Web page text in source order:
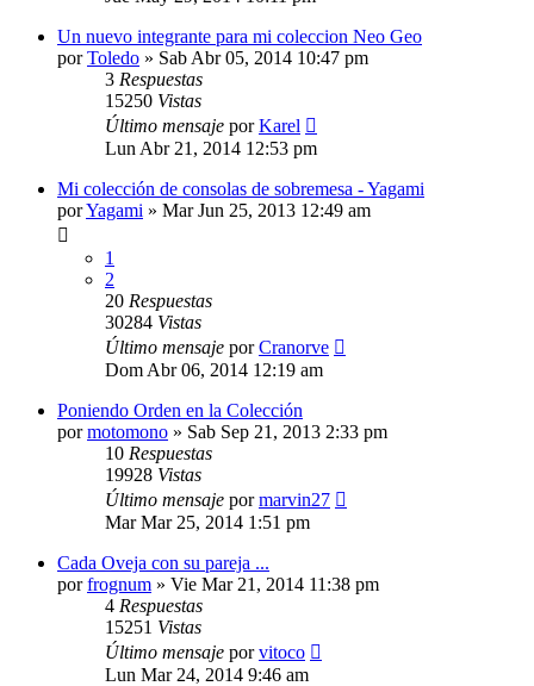
Un nuevo integrante para mi coleccion Neo Geo
porToledo » Sab Abr 05, 2014 10:47 pm
3 Respuestas
15250 Vistas
Último mensaje porKarel
Lun Abr 21, 2014 12:53 pm
Mi colección de consolas de sobremesa - Yagami
porYagami » Mar Jun 25, 2013 12:49 am
1
2
20 Respuestas
30284 Vistas
Último mensaje porCranorve
Dom Abr 06, 2014 12:19 am
Poniendo Orden en la Colección
pormotomono » Sab Sep 21, 2013 2:33 pm
10 Respuestas
19928 Vistas
Último mensaje pormarvin27
Mar Mar 25, 2014 1:51 pm
Cada Oveja con su pareja ...
porfrognum » Vie Mar 21, 2014 11:38 pm
4 Respuestas
15251 Vistas
Último mensaje porvitoco
Lun Mar 24, 2014 9:46 am